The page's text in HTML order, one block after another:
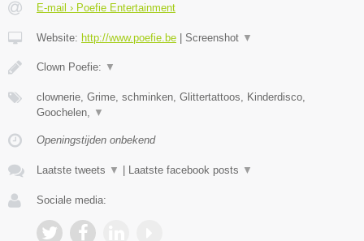
E-mail › Poefie Entertainment
Website: http://www.poefie.be | Screenshot ▼
Clown Poefie: ▼
clownerie, Grime, schminken, Glittertattoos, Kinderdisco,
Goochelen,
▼
Openingstijden onbekend
Laatste tweets ▼ | Laatste facebook posts ▼
Sociale media: